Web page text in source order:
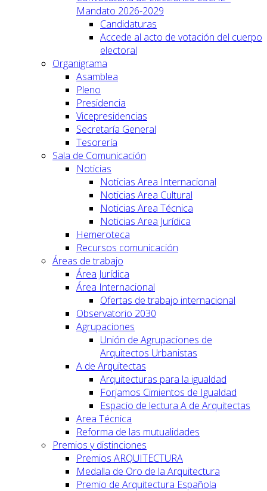
Mandato 2026-2029
Candidaturas
Accede al acto de votación del cuerpo
electoral
Organigrama
Asamblea
Pleno
Presidencia
Vicepresidencias
Secretaría General
Tesorería
Sala de Comunicación
Noticias
Noticias Area Internacional
Noticias Area Cultural
Noticias Area Técnica
Noticias Area Jurídica
Hemeroteca
Recursos comunicación
Áreas de trabajo
Área Jurídica
Área Internacional
Ofertas de trabajo internacional
Observatorio 2030
Agrupaciones
Unión de Agrupaciones de
Arquitectos Urbanistas
A de Arquitectas
Arquitecturas para la igualdad
Forjamos Cimientos de Igualdad
Espacio de lectura A de Arquitectas
Area Técnica
Reforma de las mutualidades
Premios y distinciones
Premios ARQUITECTURA
Medalla de Oro de la Arquitectura
Premio de Arquitectura Española